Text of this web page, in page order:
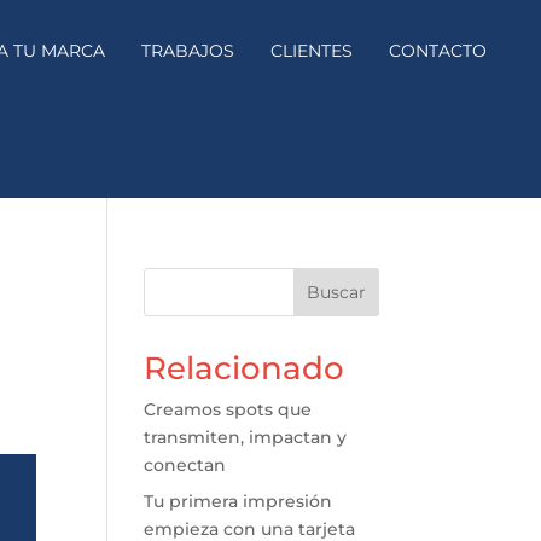
TU MARCA TRABAJOS CLIENTES CONTACTO
Buscar
Relacionado
Creamos spots que
transmiten, impactan y
conectan
Tu primera impresión
empieza con una tarjeta